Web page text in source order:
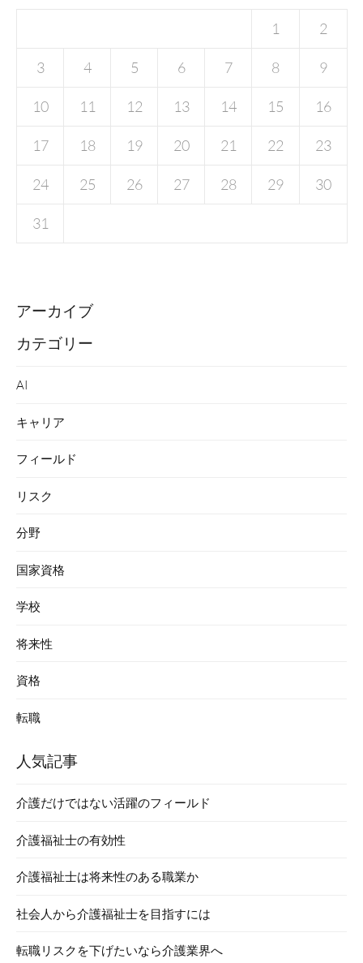
1 2
3 4 5 6 7 8 9
10 11 12 13 14 15 16
17 18 19 20 21 22 23
24 25 26 27 28 29 30
31
アーカイブ
カテゴリー
AI
キャリア
フィールド
リスク
分野
国家資格
学校
将来性
資格
転職
人気記事
介護だけではない活躍のフィールド
介護福祉士の有効性
介護福祉士は将来性のある職業か
社会人から介護福祉士を目指すには
転職リスクを下げたいなら介護業界へ